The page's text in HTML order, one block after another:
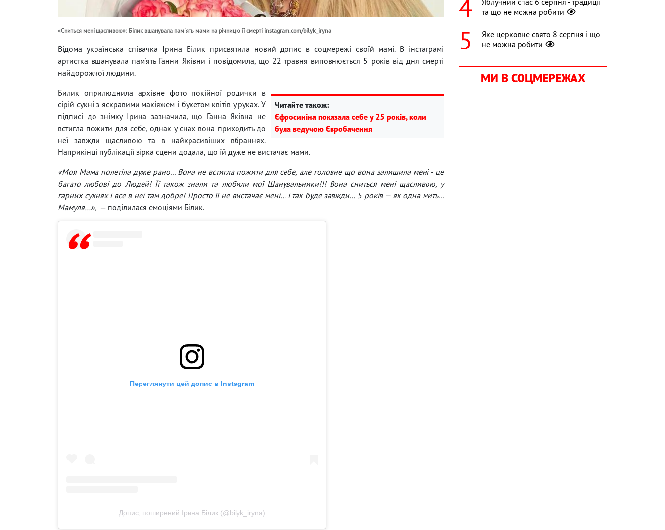
«Сниться мені щасливою»: Білик вшанувала пам'ять мами на річницю її смерті instagram.com/bilyk_iryna
Відома українська співачка Ірина Білик присвятила новий допис в соцмережі своїй мамі. В інстаграмі
артистка вшанувала пам'ять Ганни Яківни і повідомила, що 22 травня виповнюється 5 років від дня смерті
найдорожчої людини.
Читайте також:
Єфросиніна показала себе у 25 років, коли
була ведучою Євробачення
Билик оприлюднила архівне фото покійної родички в
сірій сукні з яскравими макіяжем і букетом квітів у руках. У
підписі до знімку Ірина зазначила, що Ганна Яківна не
встигла пожити для себе, однак у снах вона приходить до
неї завжди щасливою та в найкрасивіших вбраннях.
Наприкінці публікації зірка сцени додала, що їй дуже не вистачає мами.
«Моя Мама полетіла дуже рано... Вона не встигла пожити для себе, але головне що вона залишила мені - це
багато любові до Людей! Її також знали та любили мої Шанувальники!!! Вона сниться мені щасливою, у
гарних сукнях і все в неї там добре! Просто її не вистачає мені… і так буде завжди… 5 років — як одна мить...
Мамуля…», — поділилася емоціями Білик.
Переглянути цей допис в Instagram
Допис, поширений Ірина Білик (@bilyk_iryna)
Яблучний спас 6 серпня - традиції
та що не можна робити
Яке церковне свято 8 серпня і що
не можна робити
МИ В СОЦМЕРЕЖАХ